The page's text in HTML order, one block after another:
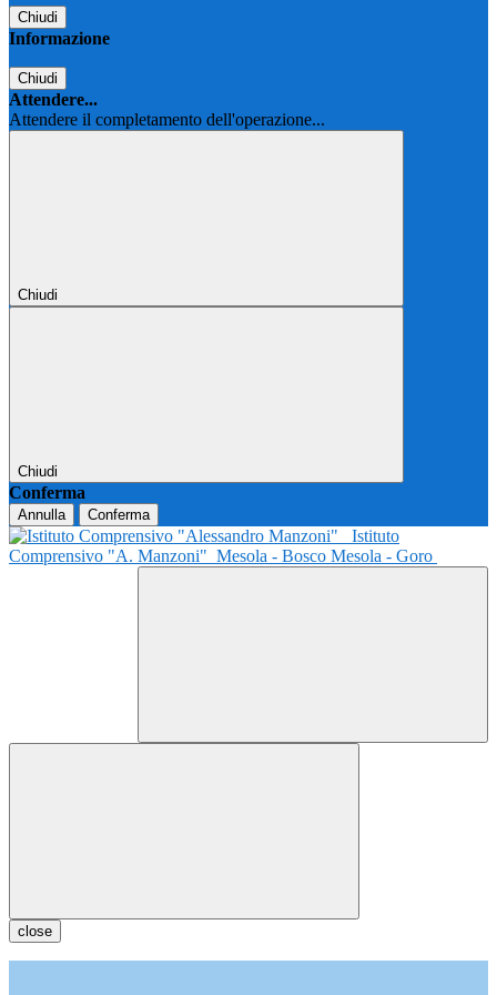
Chiudi
Informazione
Chiudi
Attendere...
Attendere il completamento dell'operazione...
Chiudi
Chiudi
Conferma
Annulla Conferma
Istituto
Comprensivo "A. Manzoni" Mesola - Bosco Mesola - Goro
close